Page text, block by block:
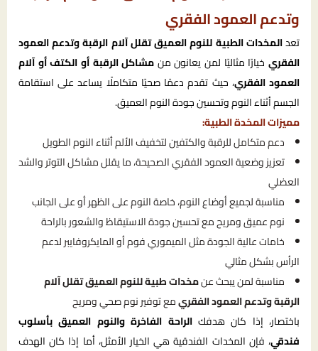
وتدعم العمود الفقري
تعدالمخدات الطبية للنوم العميق تقلل آلام الرقبة وتدعم العمود
الفقريخيارًا مثاليًا لمن يعانون منمشاكل الرقبة أو الكتف أو آلام
العمود الفقري، حيث تقدم دعمًا صحيًا متكاملًا يساعد على استقامة
الجسم أثناء النوم وتحسين جودة النوم العميق.
مميزات المخدة الطبية:
دعم متكامل للرقبة والكتفين لتخفيف الألم أثناء النوم الطويل
تعزيز وضعية العمود الفقري الصحيحة، ما يقلل مشاكل التوتر والشد
العضلي
مناسبة لجميع أوضاع النوم، خاصة النوم على الظهر أو على الجانب
نوم عميق ومريح مع تحسين جودة الاستيقاظ والشعور بالراحة
خامات عالية الجودة مثل الميموري فوم أو المايكروفايبر لدعم
الرأس بشكل مثالي
مناسبة لمن يبحث عنمخدات طبية للنوم العميق تقلل آلام
الرقبة وتدعم العمود الفقريمع توفير نوم صحي ومريح
باختصار، إذا كان هدفكالراحة الفاخرة والنوم العميق بأسلوب
فندقي، فإن المخدات الفندقية هي الخيار الأمثل، أما إذا كان الهدف